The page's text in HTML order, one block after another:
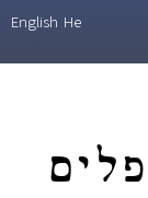
He
English